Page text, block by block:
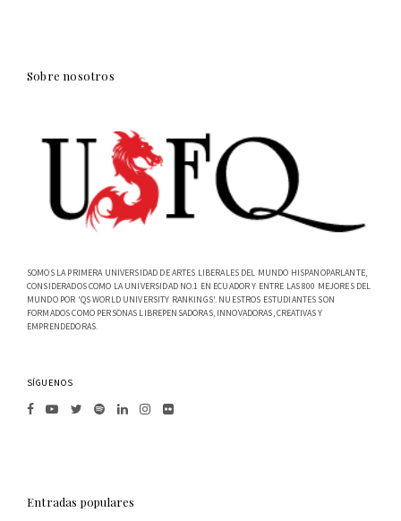
Sobre nosotros
SOMOS LA PRIMERA UNIVERSIDAD DE ARTES LIBERALES DEL MUNDO HISPANOPARLANTE,
CONSIDERADOS COMO LA UNIVERSIDAD NO.1 EN ECUADOR Y ENTRE LAS 800 MEJORES DEL
MUNDO POR 'QS WORLD UNIVERSITY RANKINGS'. NUESTROS ESTUDIANTES SON
FORMADOS COMO PERSONAS LIBREPENSADORAS, INNOVADORAS, CREATIVAS Y
EMPRENDEDORAS.
SÍGUENOS
Entradas populares